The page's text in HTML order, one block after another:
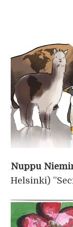
Nuppu
Helsinki)